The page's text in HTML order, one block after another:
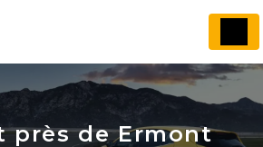
près de Ermont